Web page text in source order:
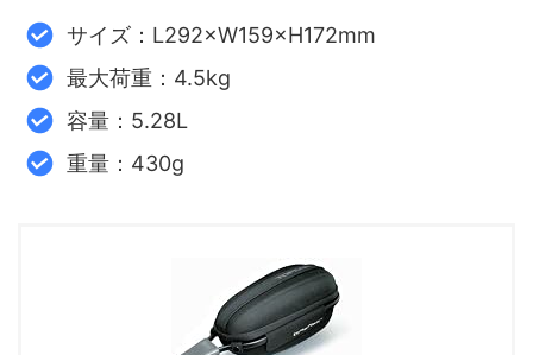
サイズ：L292×W159×H172mm
最大荷重：4.5kg
容量：5.28L
重量：430g